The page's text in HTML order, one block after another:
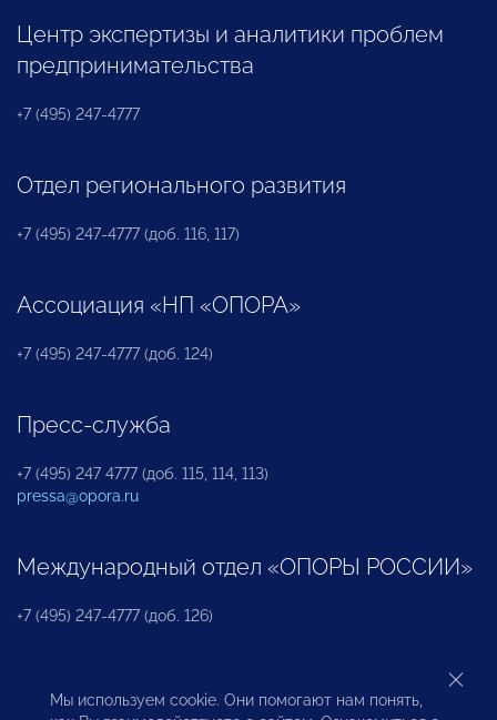
Центр экспертизы и аналитики проблем
предпринимательства
+7 (495) 247-4777
Отдел регионального развития
+7 (495) 247-4777 (доб. 116, 117)
Ассоциация «НП «ОПОРА»
+7 (495) 247-4777 (доб. 124)
Пресс-служба
+7 (495) 247 4777 (доб. 115, 114, 113)
pressa@opora.ru
Международный отдел «ОПОРЫ РОССИИ»
+7 (495) 247-4777 (доб. 126)
Бюро по защите прав предпринимателей и
Мы используем cookie. Они помогают нам понять,